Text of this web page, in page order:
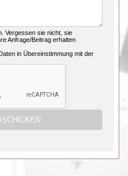
Vergessen sie nicht, sie
Anfrage/Beitrag erhalten
in Übereinstimmung mit der